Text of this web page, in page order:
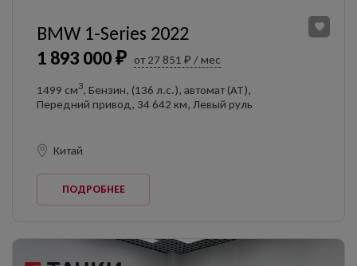
1 893 000 ₽ от 27 851 ₽ / мес
BMW 1-Series 2022
1499 см3, Бензин, (136 л.с.), автомат (AT),
Передний привод, 34 642 км, Левый руль
Китай
ПОДРОБНЕЕ